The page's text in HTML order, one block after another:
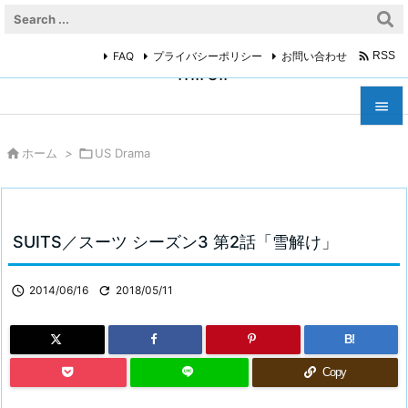
miroir



FAQ プライバシーポリシー お問い合わせ  RSS
 ホーム > US Drama
SUITS／スーツ シーズン3 第2話「雪解け」
 2014/06/16  2018/05/11
B!
Copy